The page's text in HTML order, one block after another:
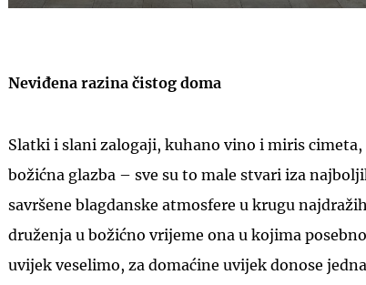
Neviđena razina čistog doma
Slatki i slani zalogaji, kuhano vino i miris
božićna glazba – sve su to male stvari iza
savršene blagdanske atmosfere u krugu
druženja u božićno vrijeme ona u kojima
uvijek veselimo, za domaćine uvijek donose